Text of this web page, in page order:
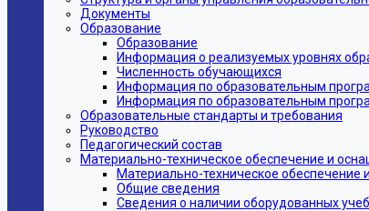
Документы
Образование
Образование
Информация о реализуемых уровнях
Численность обучающихся
Информация по образовательным
Информация по образовательным
Образовательные стандарты и требования
Руководство
Педагогический состав
Материально-техническое обеспечение и
Материально-техническое обеспечение
Общие сведения
Сведения о наличии оборудованных